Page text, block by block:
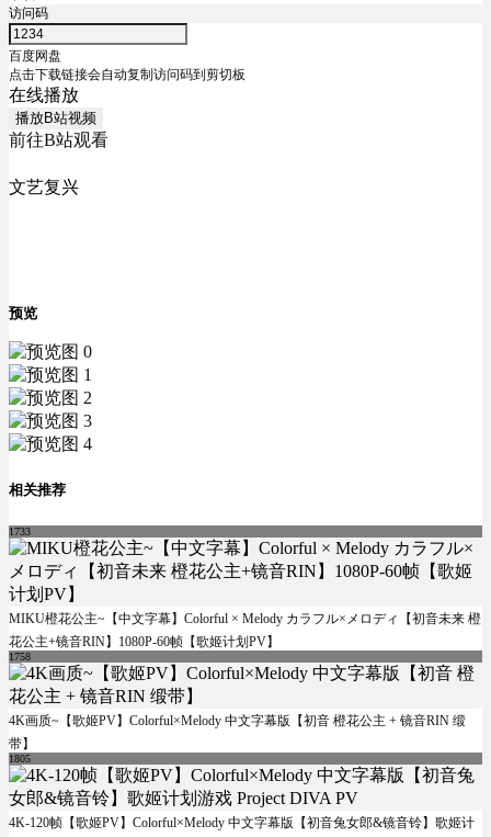
访问码
百度网盘
点击下载链接会自动复制访问码到剪切板
在线播放
播放B站视频
前往B站观看
文艺复兴
预览
相关推荐
1733
MIKU橙花公主~【中文字幕】Colorful × Melody カラフル×メロディ【初音未来 橙
花公主+镜音RIN】1080P-60帧【歌姬计划PV】
1758
4K画质~【歌姬PV】Colorful×Melody 中文字幕版【初音 橙花公主 + 镜音RIN 缎
带】
1805
4K-120帧【歌姬PV】Colorful×Melody 中文字幕版【初音兔女郎&镜音铃】歌姬计